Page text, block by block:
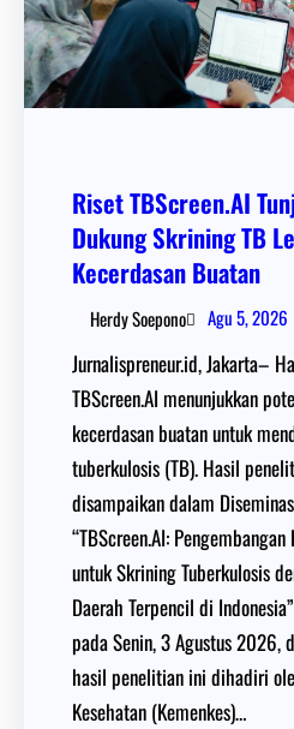
Riset TBScreen.AI
Dukung Skrining TB
Kecerdasan Buatan
Herdy Soepono Agu 5, 2026
Jurnalispreneur.id, Jakarta–
TBScreen.AI menunjukkan
kecerdasan buatan untuk
tuberkulosis (TB). Hasil
disampaikan dalam
“TBScreen.AI:
untuk Skrining Tuberkulosis
Daerah Terpencil di
pada Senin, 3 Agustus 2026,
hasil penelitian ini dihadiri
Kesehatan (Kemenkes)…